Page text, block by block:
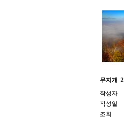
무지개 2
작성자
작성일
조회